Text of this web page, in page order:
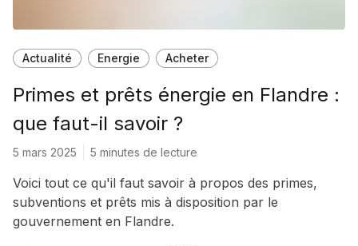
Actualité Energie Acheter
Primes et prêts énergie en Flandre :
que faut-il savoir ?
5 mars 2025 5 minutes de lecture
Voici tout ce qu'il faut savoir à propos des primes,
subventions et prêts mis à disposition par le
gouvernement en Flandre.